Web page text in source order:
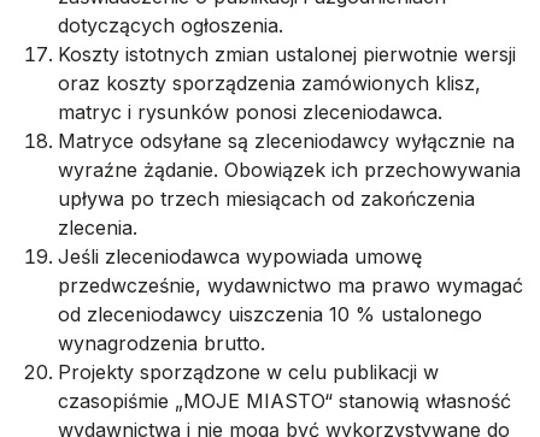
dotyczących ogłoszenia.
Koszty istotnych zmian ustalonej pierwotnie wersji
oraz koszty sporządzenia zamówionych klisz,
matryc i rysunków ponosi zleceniodawca.
Matryce odsyłane są zleceniodawcy wyłącznie na
wyraźne żądanie. Obowiązek ich przechowywania
upływa po trzech miesiącach od zakończenia
zlecenia.
Jeśli zleceniodawca wypowiada umowę
przedwcześnie, wydawnictwo ma prawo wymagać
od zleceniodawcy uiszczenia 10 % ustalonego
wynagrodzenia brutto.
Projekty sporządzone w celu publikacji w
czasopiśmie „MOJE MIASTO“ stanowią własność
wydawnictwa i nie mogą być wykorzystywane do